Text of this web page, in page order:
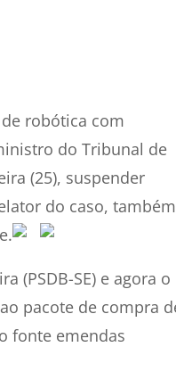
robótica com
do Tribunal de
(25), suspender
do caso, também
(PSDB-SE) e agora o
pacote de compra
fonte emendas